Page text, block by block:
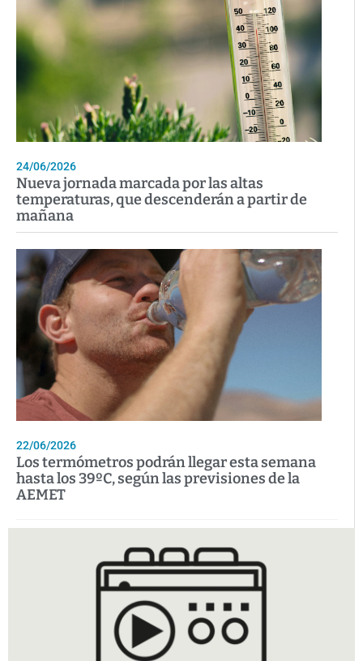
24/06/2026
Nueva jornada marcada por las altas
temperaturas, que descenderán a partir de
mañana
22/06/2026
Los termómetros podrán llegar esta semana
hasta los 39ºC, según las previsiones de la
AEMET